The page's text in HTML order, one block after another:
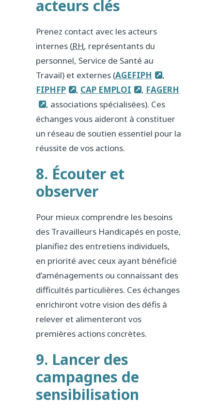
acteurs clés
Prenez contact avec les acteurs
internes (RH, représentants du
personnel, Service de Santé au
Travail) et externes (AGEFIPH
,
FIPHFP
, CAP EMPLOI , FAGERH
, associations spécialisées). Ces
échanges vous aideront à constituer
un réseau de soutien essentiel pour la
réussite de vos actions.
8. Écouter et
observer
Pour mieux comprendre les besoins
des Travailleurs Handicapés en poste,
planifiez des entretiens individuels,
en priorité avec ceux ayant bénéficié
d’aménagements ou connaissant des
difficultés particulières. Ces échanges
enrichiront votre vision des défis à
relever et alimenteront vos
premières actions concrètes.
9. Lancer des
campagnes de
sensibilisation